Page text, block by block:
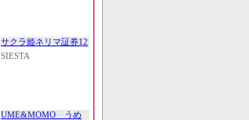
サクラ姫ネリマ証券12
SIESTA
UME&MOMO うめ